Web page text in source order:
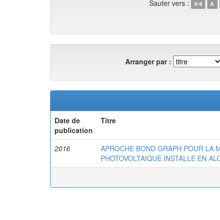
Sauter vers : 0-9 A
Arranger par :
Date de
publication
Titre
2016
APROCHE BOND GRAPH POUR LA
PHOTOVOLTAIQUE INSTALLE EN